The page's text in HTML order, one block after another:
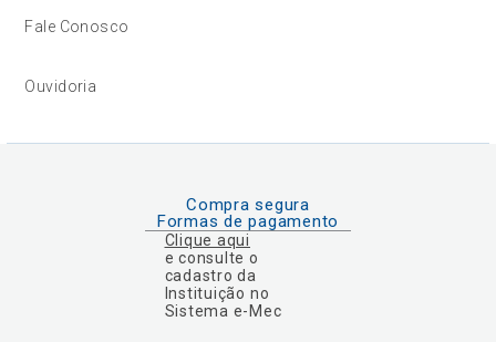
Fale Conosco
Ouvidoria
Compra segura
Formas de pagamento
Clique aqui
e consulte o
cadastro da
Instituição no
Sistema e-Mec